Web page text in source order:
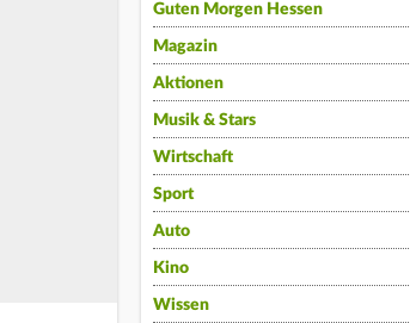
Guten Morgen Hessen
Magazin
Aktionen
Musik & Stars
Wirtschaft
Sport
Auto
Kino
Wissen